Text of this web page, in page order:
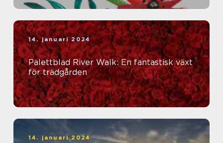
14. januari 2024
Palettblad River Walk: En fantastisk växt
för trädgården
14. januari 2024